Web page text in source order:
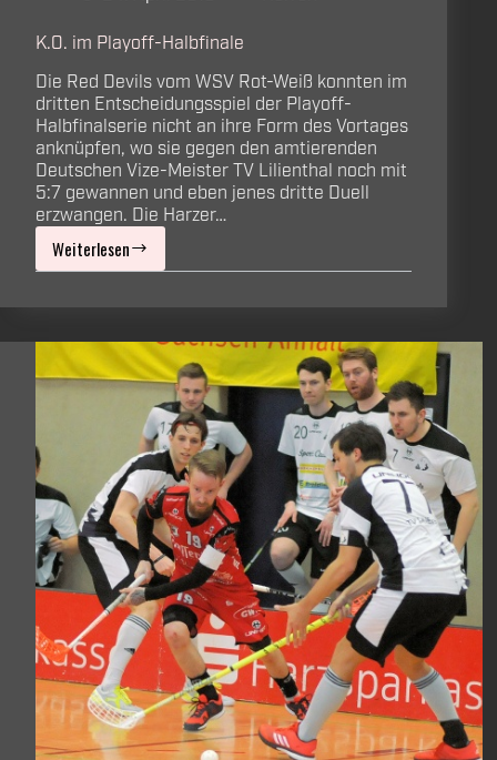
K.O. im Playoff-Halbfinale
Die Red Devils vom WSV Rot-Weiß konnten im
dritten Entscheidungsspiel der Playoff-
Halbfinalserie nicht an ihre Form des Vortages
anknüpfen, wo sie gegen den amtierenden
Deutschen Vize-Meister TV Lilienthal noch mit
5:7 gewannen und eben jenes dritte Duell
erzwangen. Die Harzer…
Weiterlesen
K.O.
Halbfinale